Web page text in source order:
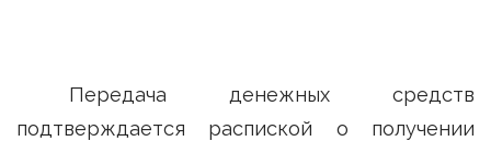
Передача денежных средств
подтверждается распиской о получении